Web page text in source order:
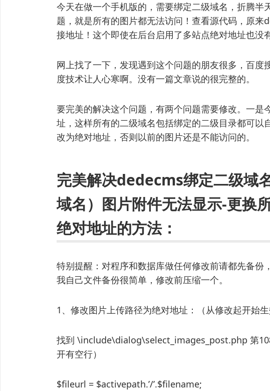
今天在做一个手机版的，需要绑定二级域名，折腾半
题，就是所有的图片都无法访问！查看源代码，原
接地址！这个即使在后台启用了多站点绝对地址也没
网上找了一下，发现遇到这个问题的朋友很多，百
度技术让人心寒啊。没有一篇文章说的很完整的。
要完美的解决这个问题，有两个问题需要修改。一是
址，这样所有的二级域名包括绑定的二级目录都可以
改为绝对地址，否则以前的图片还是不能访问的。
完美解决dedecms绑定二级域
域名）图片附件无法显示-更换
绝对地址的方法：
特别提醒：对程序和数据库做任何修改前请都先备份
我自己文件备份很简单，修改前压缩一个。
1、修改图片上传路径为绝对地址：（从修改起开始生
找到 \include\dialog\select_images_post.php 第
开有空行）
$fileurl = $activepath.’/’.$filename;